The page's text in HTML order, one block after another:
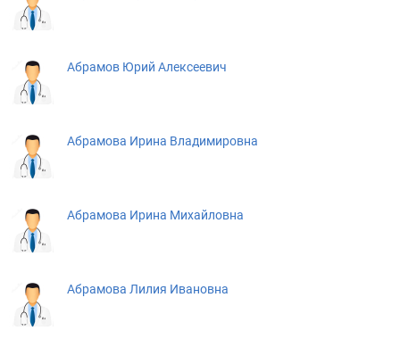
Абрамов Юрий Алексеевич
Абрамова Ирина Владимировна
Абрамова Ирина Михайловна
Абрамова Лилия Ивановна